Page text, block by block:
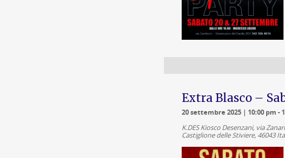
Extra Blasco –
20 settembre 2025 | 10:00 pm -
K.DES Kiosco Desenzani, via
Castiglione delle Stiviere, 46043